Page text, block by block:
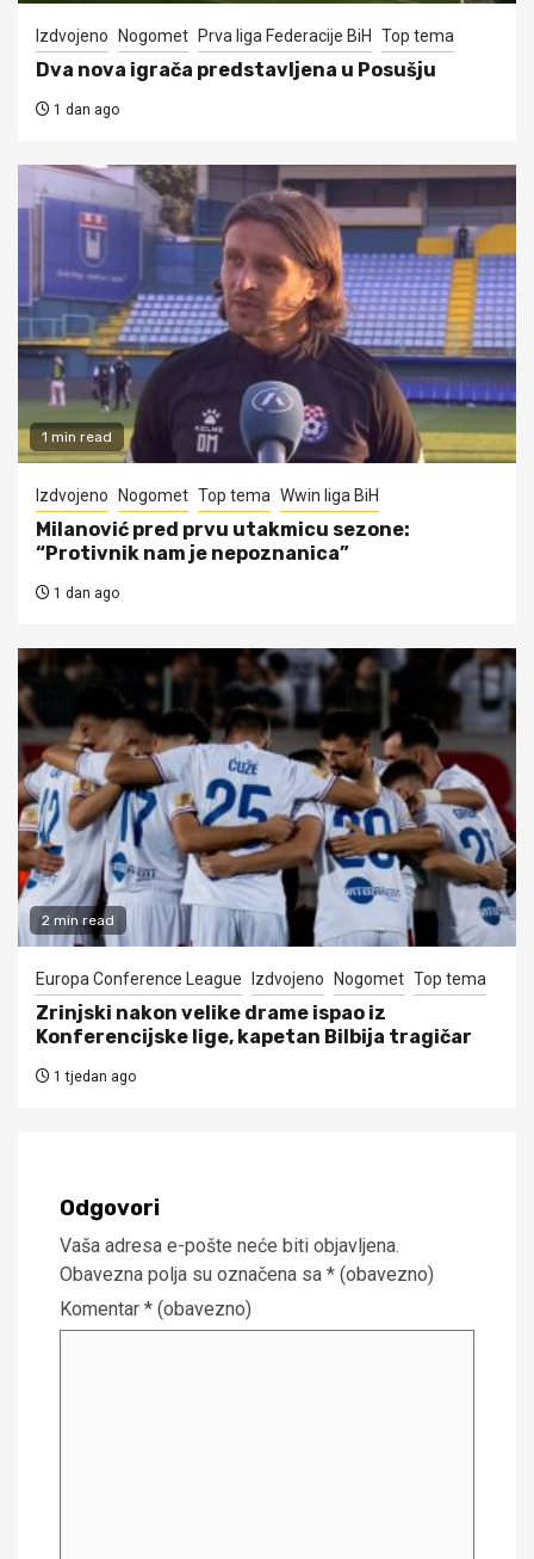
Izdvojeno Nogomet Prva liga Federacije BiH Top tema
Dva nova igrača predstavljena u Posušju
1 dan ago
1 min read
Izdvojeno Nogomet Top tema Wwin liga BiH
Milanović pred prvu utakmicu sezone:
“Protivnik nam je nepoznanica”
1 dan ago
2 min read
Europa Conference League Izdvojeno Nogomet Top tema
Zrinjski nakon velike drame ispao iz
Konferencijske lige, kapetan Bilbija tragičar
1 tjedan ago
Odgovori
Vaša adresa e-pošte neće biti objavljena.
Obavezna polja su označena sa * (obavezno)
Komentar * (obavezno)